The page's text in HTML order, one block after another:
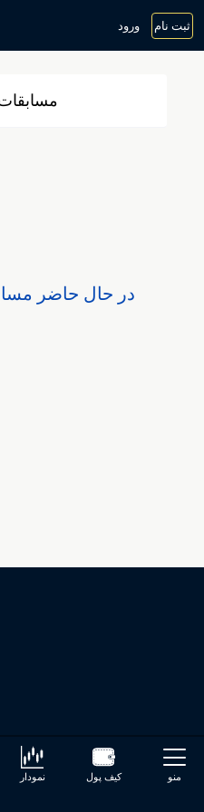
ورود ثبت نام
در حال حاضر
نمودار کیف پول منو